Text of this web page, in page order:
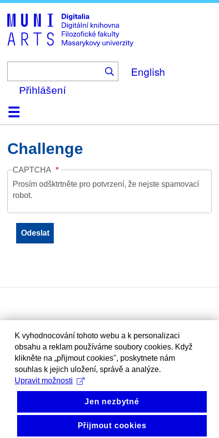
to
main
content
English
Přihlášení
DomůKolekce
Prohlížení
Vyhledávání
O platformě
Nápověda
KontaktDigitalia
Challenge
CAPTCHA
Prosím odšktrtněte pro potvrzení, že nejste spamovací
robot.
K vyhodnocování tohoto webu a k personalizaci
obsahu a reklam používáme soubory cookies. Když
klikněte na „přijmout cookies", poskytnete nám
souhlas k jejich uložení, správě a analýze.
Upravit možnosti
Jen nezbytné
Přijmout cookies